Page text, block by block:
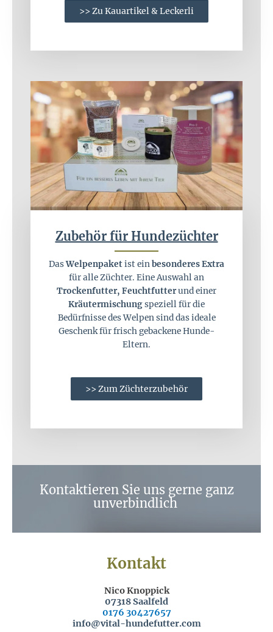
>> Zu Kauartikel & Leckerli
Zubehör für Hundezüchter
DasWelpenpaketist einbesonderes Extra
für alle Züchter. Eine Auswahl an
Trockenfutter, Feuchtfutterund einer
Kräutermischungspeziell für die
Bedürfnisse des Welpen sind das ideale
Geschenk für frisch gebackene Hunde-
Eltern.
>> Zum Züchterzubehör
Kontaktieren Sie uns gerne ganz
unverbindlich
Kontakt
Nico Knoppick
07318 Saalfeld
0176 30427657
info@vital-hundefutter.com